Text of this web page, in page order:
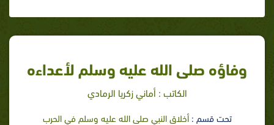
وفاؤه صلى الله عليه وسلم لأعداءه
الكاتب : أماني زكريا الرمادي
تحت قسم :أخلاق النبي صلى الله عليه وسلم في الحرب